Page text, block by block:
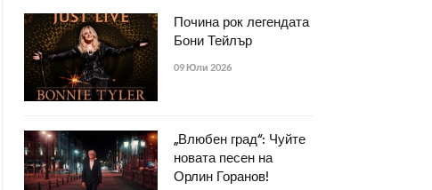
Почина рок легендата
Бони Тейлър
09 Юли 2026
„Влюбен град“: Чуйте
новата песен на
Орлин Горанов!